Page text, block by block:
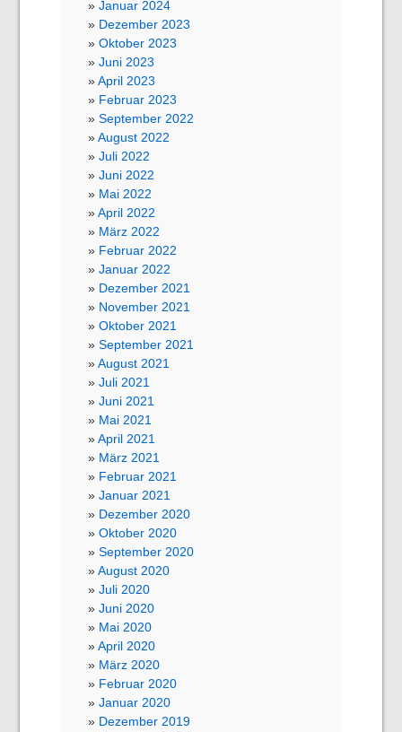
Januar 2024
Dezember 2023
Oktober 2023
Juni 2023
April 2023
Februar 2023
September 2022
August 2022
Juli 2022
Juni 2022
Mai 2022
April 2022
März 2022
Februar 2022
Januar 2022
Dezember 2021
November 2021
Oktober 2021
September 2021
August 2021
Juli 2021
Juni 2021
Mai 2021
April 2021
März 2021
Februar 2021
Januar 2021
Dezember 2020
Oktober 2020
September 2020
August 2020
Juli 2020
Juni 2020
Mai 2020
April 2020
März 2020
Februar 2020
Januar 2020
Dezember 2019